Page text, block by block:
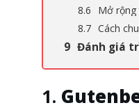
Mở rộng
Cách
Đánh giá